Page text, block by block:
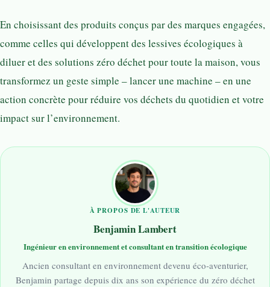
En choisissant des produits conçus par des marques engagées,
comme celles qui développent des lessives écologiques à
diluer et des solutions zéro déchet pour toute la maison, vous
transformez un geste simple – lancer une machine – en une
action concrète pour réduire vos déchets du quotidien et votre
impact sur l’environnement.
À PROPOS DE L'AUTEUR
Benjamin Lambert
Ingénieur en environnement et consultant en transition écologique
Ancien consultant en environnement devenu éco-aventurier,
Benjamin partage depuis dix ans son expérience du zéro déchet